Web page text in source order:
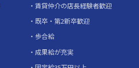
賃貸仲介の店長経験者歓迎
既卒・第2新卒歓迎
歩合給
成果給が充実